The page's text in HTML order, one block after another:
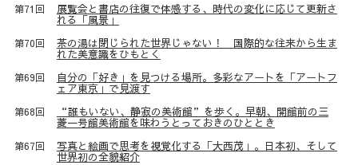
第71回 展覧会と書店の往復で体感する、時代の変化に応じて更新さ
れる「風景」
第70回 茶の湯は閉じられた世界じゃない！ 国際的な往来から生ま
れた美意識をひもとく
第69回 自分の「好き」を見つける場所。多彩なアートを「アートフ
ェア東京」で見渡す
第68回 “誰もいない、静寂の美術館”を歩く。早朝、開館前の三
菱一号館美術館を味わうとっておきのひととき
第67回 写真と絵画で思考を視覚化する「大西茂」。日本初、そして
世界初の全貌紹介